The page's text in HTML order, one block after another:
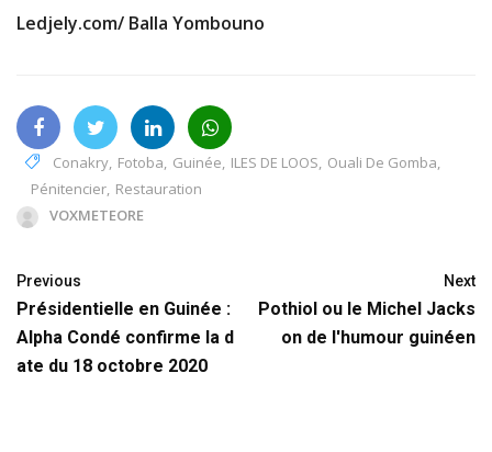
Ledjely.com/ Balla Yombouno
Conakry, Fotoba, Guinée, ILES DE LOOS, Ouali De Gomba,
Pénitencier, Restauration
VOXMETEORE
Previous
Présidentielle en Guinée :
Alpha Condé confirme la d
ate du 18 octobre 2020
Next
Pothiol ou le Michel Jacks
on de l'humour guinéen